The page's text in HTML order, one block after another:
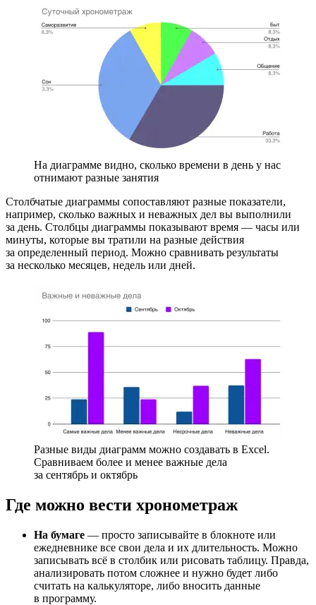
На диаграмме видно, сколько времени в день у нас
отнимают разные занятия
Столбчатые диаграммы сопоставляют разные показатели,
например, сколько важных и неважных дел вы выполнили
за день. Столбцы диаграммы показывают время — часы или
минуты, которые вы тратили на разные действия
за определенный период. Можно сравнивать результаты
за несколько месяцев, недель или дней.
Разные виды диаграмм можно создавать в Excel.
Сравниваем более и менее важные дела
за сентябрь и октябрь
Где можно вести хронометраж
На бумаге — просто записывайте в блокноте или
ежедневнике все свои дела и их длительность. Можно
записывать всё в столбик или рисовать таблицу. Правда,
анализировать потом сложнее и нужно будет либо
считать на калькуляторе, либо вносить данные
в программу.